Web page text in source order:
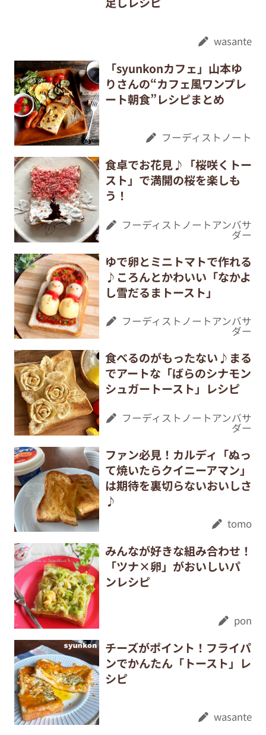
wasante
「syunkonカフェ」山本ゆ
りさんの“カフェ風ワンプレ
ート朝食”レシピまとめ
フーディストノート
食卓でお花見♪「桜咲くトー
スト」で満開の桜を楽しも
う！
フーディストノートアンバサ
ダー
ゆで卵とミニトマトで作れる
♪ころんとかわいい「なかよ
し雪だるまトースト」
フーディストノートアンバサ
ダー
食べるのがもったない♪まる
でアートな「ばらのシナモン
シュガートースト」レシピ
フーディストノートアンバサ
ダー
ファン必見！カルディ「ぬっ
て焼いたらクイニーアマン」
は期待を裏切らないおいしさ
♪
tomo
みんなが好きな組み合わせ！
「ツナ×卵」がおいしいパ
ンレシピ
pon
チーズがポイント！フライパ
ンでかんたん「トースト」レ
シピ
wasante